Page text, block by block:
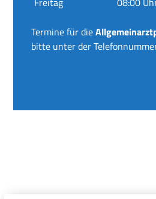
Termine für die
bitte unter der